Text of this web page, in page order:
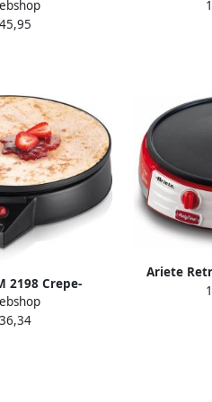
SH-6725 rood
PY5593 |
2198 Crepe-
30cm anti-
traploze
Ariete
maker